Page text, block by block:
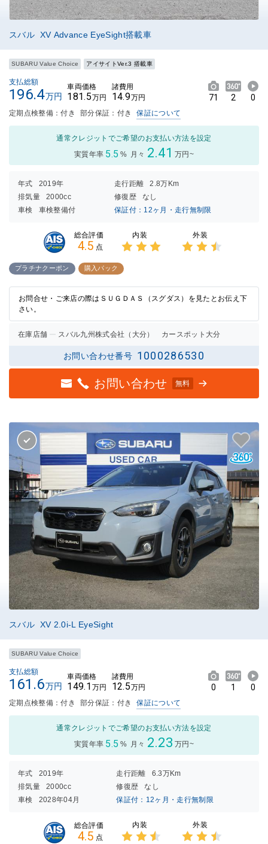
スバル XV Advance EyeSight搭載車
SUBARU Value Choice アイサイトVer.3 搭載車
支払総額
196.4万円
車両価格
181.5万円
諸費用
14.9万円 71 2 0
定期点検整備：付き 部分保証：付き 保証について
通常クレジットでご希望のお支払い方法を設定
実質年率 5.5 % 月々 2.41 万円~
年式 2019年 走行距離
2.8万Km
排気量
2000cc 修復歴
なし
車検
車検整備付 保証付：12ヶ月・走行無制限
総合評価
4.5 点
内装
3点の
外装
プラチナクーポン 購入パック
お問合せ・ご来店の際はＳＵＧＤＡＳ（スグダス）を見たとお伝え下
さい。
在庫店舗 スバル九州株式会社（大分） カースポット大分
お問い合わせ番号 1000286530
お問い合わせ 無料
スバル XV 2.0i-L EyeSight
SUBARU Value Choice
支払総額
161.6万円
車両価格
149.1 万円
諸費用
12.5万円 0 1 0
定期点検整備：付き 部分保証：付き 保証について
通常クレジットでご希望のお支払い方法を設定
実質年率 5.5 % 月々 2.23 万円~
年式 2019年 走行距離
6.3万Km
排気量
2000cc 修復歴
なし
車検
2028年04月 保証付：12ヶ月・走行無制限
総合評価
4.5 点
内装 外装